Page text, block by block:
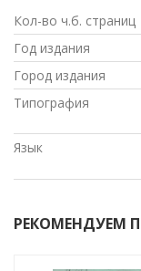
Кол-во ч.б. страниц
Год издания
Город издания
Типография
Язык
РЕКОМЕНДУЕМ